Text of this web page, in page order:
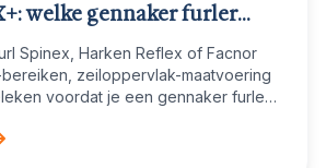
welke gennaker furler
boot?
Spinex, Harken Reflex of Facnor
bereiken, zeiloppervlak-maatvoering
voordat je een gennaker furler